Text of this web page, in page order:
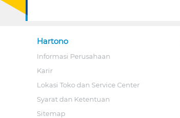
Hartono
Informasi Perusahaan
Karir
Lokasi Toko dan Service Center
Syarat dan Ketentuan
Sitemap